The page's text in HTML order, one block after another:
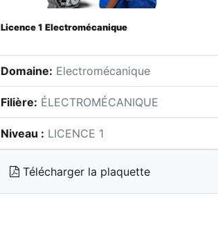
Licence 1 Electromécanique
Domaine: Electromécanique
Filière: ÉLECTROMÉCANIQUE
Niveau : LICENCE 1
Télécharger la plaquette